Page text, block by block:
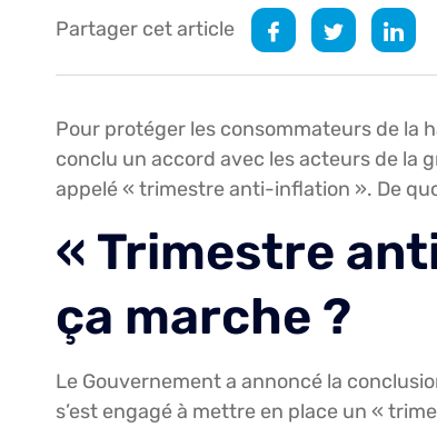
Partager cet article
Pour protéger les consommateurs de la
conclu un accord avec les acteurs de la
appelé « trimestre anti-inflation ». De
« Trimestre
ça marche ?
Le Gouvernement a annoncé la
s’est engagé à mettre en place un «